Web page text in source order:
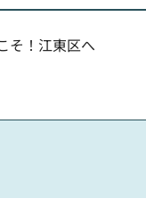
そ！江東区へ